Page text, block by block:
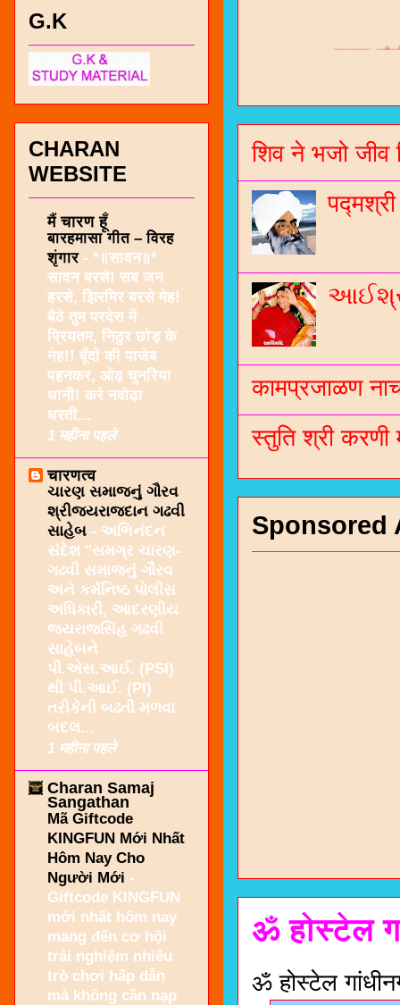
जनरल
चारणी
नंबर
शिव ने भजो जीव
कामप्रजाळण
स्तुति श्री करणी
Sponsored
ॐ होस्टेल
ॐ होस्टेल
G.K
CHARAN
WEBSITE
मैं चारण हूँ
बारहमासा गीत – विरह
शृंगार - *॥सावन॥*
सावन बरसे! सब जन
हरसे, झिरमिर बरसे मेह!
बैठे तुम परदेस में
प्रियतम, निठुर छोड़ के
नेह!! बूँदों की पाजेब
पहनकर, ओढ़ चुनरिया
धानी! करे नवोढ़ा
धरती...
1 महीना पहले
चारणत्व
ચારણ સમાજનું ગૌરવ
શ્રીજયરાજદાન ગઢવી
સાહેબ - અભિનંદન
સંદેશ "સમગ્ર ચારણ-
ગઢવી સમાજનું ગૌરવ
અને કર્મનિષ્ઠ પોલીસ
અધિકારી, આદરણીય
જયરાજસિંહ ગઢવી
સાહેબને
પી.એસ.આઈ. (PSI)
થી પી.આઈ. (PI)
તરીકેની બઢતી મળવા
બદલ...
1 महीना पहले
Charan Samaj
Sangathan
Mã Giftcode
KINGFUN Mới Nhất
Hôm Nay Cho
Người Mới -
Giftcode KINGFUN
mới nhất hôm nay
mang đến cơ hội
trải nghiệm nhiều
trò chơi hấp dẫn
mà không cần nạp